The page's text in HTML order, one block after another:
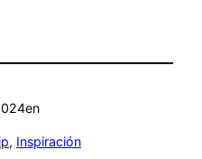
en
, Inspiración